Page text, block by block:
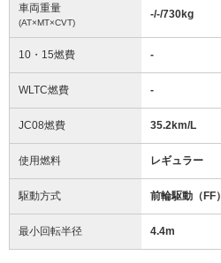
車両重量
(AT×MT×CVT)
-/-/730kg
10・15燃費 -
WLTC燃費 -
JC08燃費 35.2km/L
使用燃料 レギュラー
駆動方式 前輪駆動（FF）
最小回転半径 4.4m